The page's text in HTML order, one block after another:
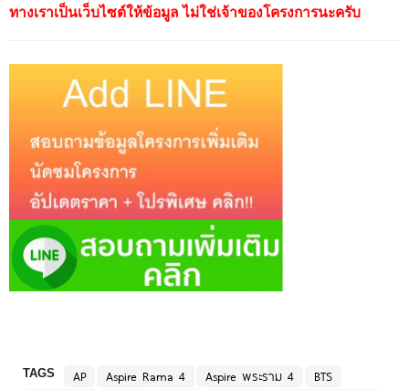
ทางเราเป็นเว็บไซต์ให้ข้อมูล ไม่ใช่เจ้าของโครงการนะครับ
TAGS AP Aspire Rama 4 Aspire พระราม 4
BTS